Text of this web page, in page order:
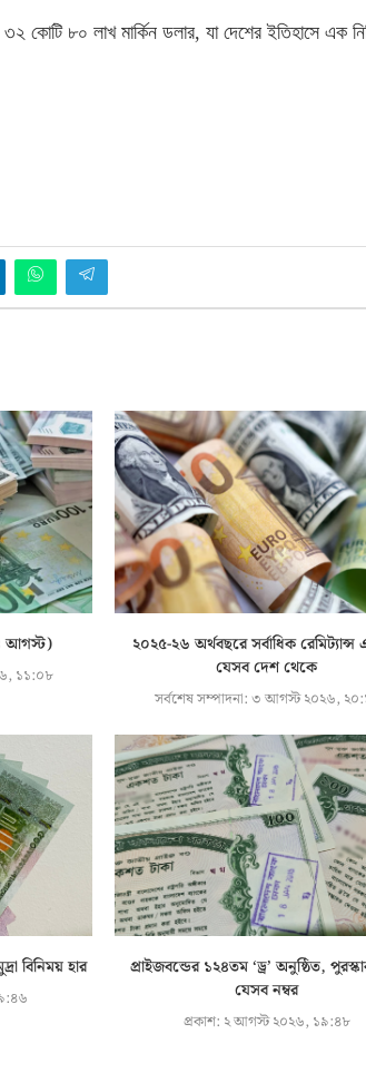
কোটি ৮০ লাখ মার্কিন ডলার, যা দেশের ইতিহাসে এক
আগস্ট)
১১:০৮
২০২৫-২৬ অর্থবছরে সর্বাধিক রেমিট্যান্স
যেসব দেশ থেকে
সর্বশেষ সম্পাদনা:৩ আগস্ট ২০২৬,
বিনিময় হার
প্রাইজবন্ডের ১২৪তম ‘ড্র’ অনুষ্ঠিত,
যেসব নম্বর
প্রকাশ: ২ আগস্ট ২০২৬, ১৯:৪৮